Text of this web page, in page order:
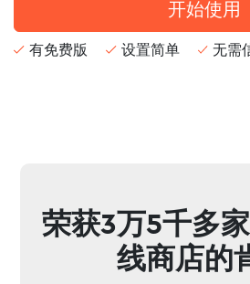
开始使用
有免费版 设置简单 无需
荣获3万5千多
线商店的